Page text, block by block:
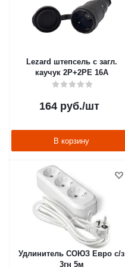
Lezard штепсель с загл.
каучук 2Р+2РЕ 16А
164 руб./шт
В корзину
Удлинитель СОЮЗ Евро с/з
3гн 5м